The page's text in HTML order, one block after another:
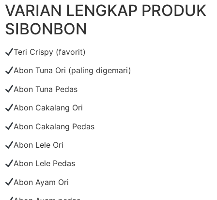
VARIAN LENGKAP PRODUK
SIBONBON
Teri Crispy (favorit)
Abon Tuna Ori (paling digemari)
Abon Tuna Pedas
Abon Cakalang Ori
Abon Cakalang Pedas
Abon Lele Ori
Abon Lele Pedas
Abon Ayam Ori